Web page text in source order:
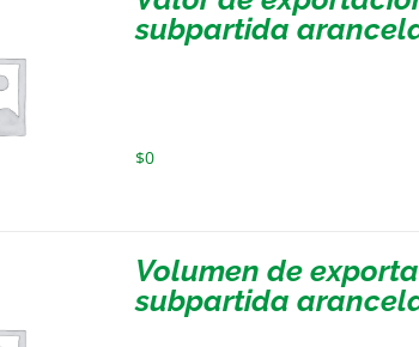
subpartida
$0
Volumen de
subpartida